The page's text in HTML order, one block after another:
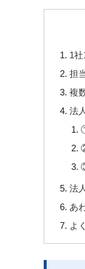
1
担
複
法
法
あ
よ